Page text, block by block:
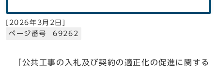
[ 2026年3月2日]
ページ番号 69262
「公共工事の入札及び契約の適正化の促進に関する